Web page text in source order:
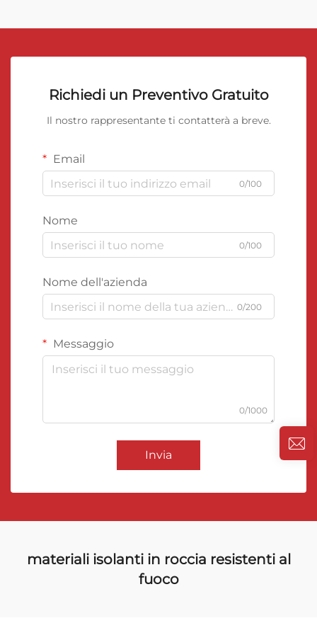
Richiedi un Preventivo Gratuito
Il nostro rappresentante ti contatterà a breve.
Email
0/100
Nome
0/100
Nome dell'azienda
0/200
Messaggio
0/1000
Invia
materiali isolanti in roccia resistenti al
fuoco